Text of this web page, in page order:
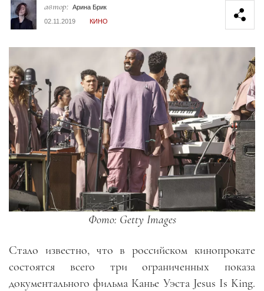
автор: Арина Брик
02.11.2019
КИНО
Фото: Getty Images
Стало известно, что в российском кинопрокате
состоятся всего три ограниченных показа
документального фильма Канье Уэста Jesus Is King.